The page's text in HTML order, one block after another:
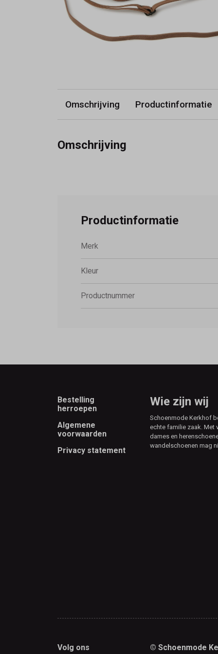
Omschrijving Productinformatie
Omschrijving
Productinformatie
Merk
Kleur
Productnummer
Footer
Bestelling
herroepen
Algemene
voorwaarden
Privacy statement
Wie zijn wij
Schoenmode Kerkhof
echte familie zaak. Met
dames en
wandelschoenen mag
Volg ons © Schoenmode